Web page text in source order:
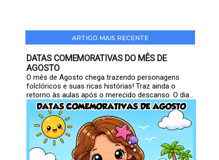
ARTIGO MAIS RECENTE
DATAS COMEMORATIVAS DO MÊS DE
AGOSTO
O mês de Agosto chega trazendo personagens
folclóricos e suas ricas histórias! Traz ainda o
retorno às aulas após o merecido descanso. O dia...